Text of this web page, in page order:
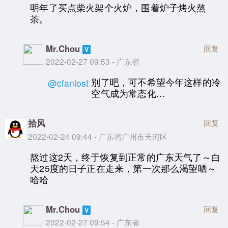
明年了买点柴火架个火炉，围着炉子烤火熬
茶。
Mr.Chou
2022-02-27 09:53 - 广东省
回复
@cfanlost 别了吧，可不希望今年这样的冷
空气成为常态化…
拾风
2022-02-24 09:44 - 广东省广州市天河区
回复
熬过这2天，终于恢复到正常的广东天气了～白
天25度的日子正在走来，第一次那么渴望晒～
哈哈
Mr.Chou
2022-02-27 09:54 - 广东省
回复